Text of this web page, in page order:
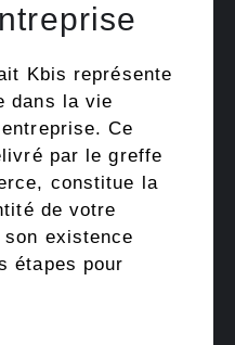
Kbis représente
dans la vie
Ce
par le greffe
constitue la
de votre
existence
étapes pour